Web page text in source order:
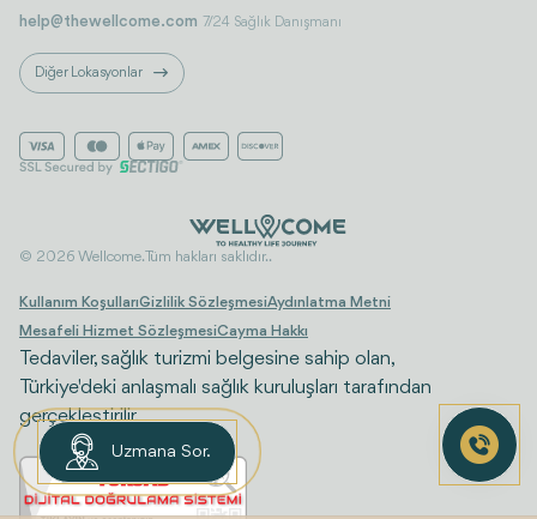
help@thewellcome.com 7/24 Sağlık Danışmanı
Diğer Lokasyonlar
© 2026 Wellcome. Tüm hakları saklıdır..
Kullanım KoşullarıGizlilik SözleşmesiAydınlatma Metni
Mesafeli Hizmet SözleşmesiCayma Hakkı
Tedaviler, sağlık turizmi belgesine sahip olan,
Türkiye'deki anlaşmalı sağlık kuruluşları tarafından
gerçekleştirilir.
Uzmana Sor.